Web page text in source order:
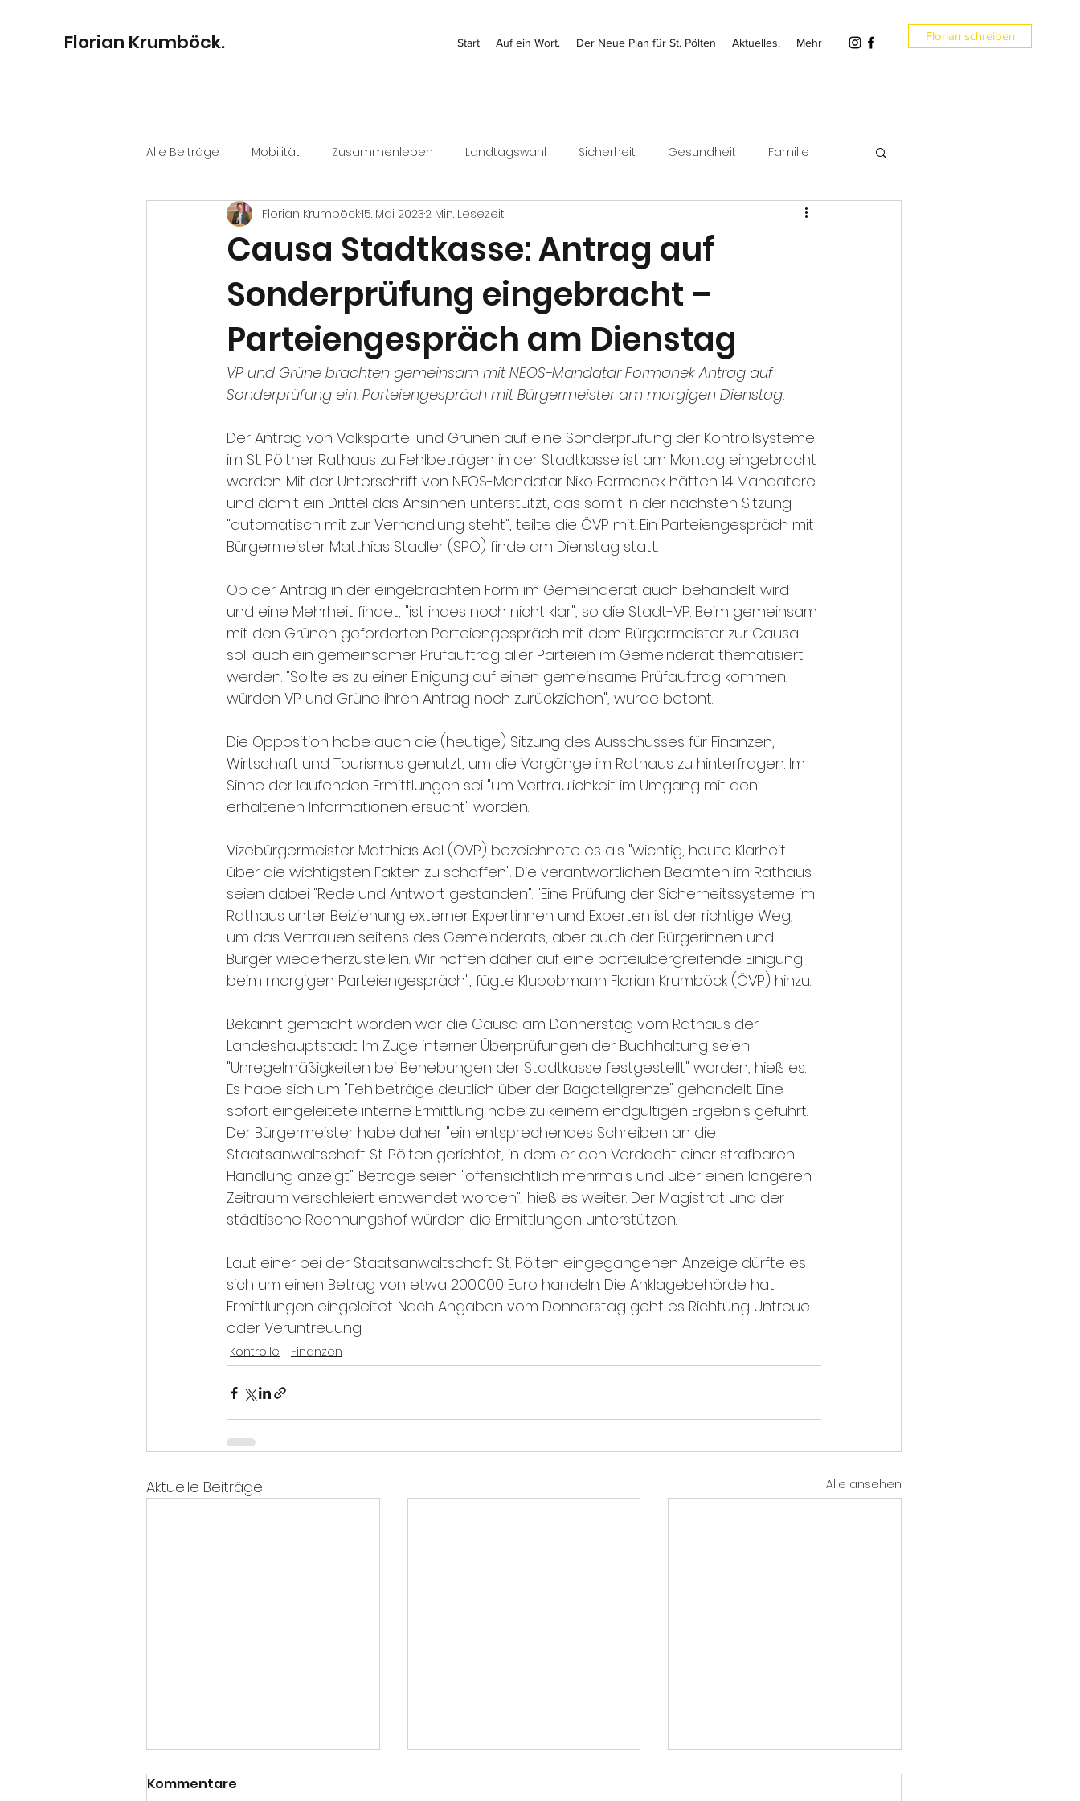
Florian Krumböck. Start Auf ein Wort. Der Neue Plan für St. Pölten Aktuelles. Mehr Florian schreiben
Alle Beiträge Mobilität Zusammenleben Landtagswahl Sicherheit Gesundheit Familie
Digitalisierung Kontrolle Jugend Umwelt
Stadtentwicklung Wirtschaft
Causa Stadtkasse: Antrag auf
Sonderprüfung eingebracht –
Parteiengespräch am Dienstag
Florian Krumböck15. Mai 20232 Min. Lesezeit
VP und Grüne brachten gemeinsam mit NEOS-Mandatar Formanek Antrag auf
Sonderprüfung ein. Parteiengespräch mit Bürgermeister am morgigen Dienstag.
Der Antrag von Volkspartei und Grünen auf eine Sonderprüfung der Kontrollsysteme
im St. Pöltner Rathaus zu Fehlbeträgen in der Stadtkasse ist am Montag eingebracht
worden. Mit der Unterschrift von NEOS-Mandatar Niko Formanek hätten 14 Mandatare
und damit ein Drittel das Ansinnen unterstützt, das somit in der nächsten Sitzung
"automatisch mit zur Verhandlung steht", teilte die ÖVP mit. Ein Parteiengespräch mit
Bürgermeister Matthias Stadler (SPÖ) finde am Dienstag statt.
Ob der Antrag in der eingebrachten Form im Gemeinderat auch behandelt wird
und eine Mehrheit findet, "ist indes noch nicht klar", so die Stadt-VP. Beim gemeinsam
mit den Grünen geforderten Parteiengespräch mit dem Bürgermeister zur Causa
soll auch ein gemeinsamer Prüfauftrag aller Parteien im Gemeinderat thematisiert
werden. "Sollte es zu einer Einigung auf einen gemeinsame Prüfauftrag kommen,
würden VP und Grüne ihren Antrag noch zurückziehen", wurde betont.
Die Opposition habe auch die (heutige) Sitzung des Ausschusses für Finanzen,
Wirtschaft und Tourismus genutzt, um die Vorgänge im Rathaus zu hinterfragen. Im
Sinne der laufenden Ermittlungen sei "um Vertraulichkeit im Umgang mit den
erhaltenen Informationen ersucht" worden.
Vizebürgermeister Matthias Adl (ÖVP) bezeichnete es als "wichtig, heute Klarheit
über die wichtigsten Fakten zu schaffen". Die verantwortlichen Beamten im Rathaus
seien dabei "Rede und Antwort gestanden". "Eine Prüfung der Sicherheitssysteme im
Rathaus unter Beiziehung externer Expertinnen und Experten ist der richtige Weg,
um das Vertrauen seitens des Gemeinderats, aber auch der Bürgerinnen und
Bürger wiederherzustellen. Wir hoffen daher auf eine parteiübergreifende Einigung
beim morgigen Parteiengespräch", fügte Klubobmann Florian Krumböck (ÖVP) hinzu.
Bekannt gemacht worden war die Causa am Donnerstag vom Rathaus der
Landeshauptstadt. Im Zuge interner Überprüfungen der Buchhaltung seien
"Unregelmäßigkeiten bei Behebungen der Stadtkasse festgestellt" worden, hieß es.
Es habe sich um "Fehlbeträge deutlich über der Bagatellgrenze" gehandelt. Eine
sofort eingeleitete interne Ermittlung habe zu keinem endgültigen Ergebnis geführt.
Der Bürgermeister habe daher "ein entsprechendes Schreiben an die
Staatsanwaltschaft St. Pölten gerichtet, in dem er den Verdacht einer strafbaren
Handlung anzeigt". Beträge seien "offensichtlich mehrmals und über einen längeren
Zeitraum verschleiert entwendet worden", hieß es weiter. Der Magistrat und der
städtische Rechnungshof würden die Ermittlungen unterstützen.
Laut einer bei der Staatsanwaltschaft St. Pölten eingegangenen Anzeige dürfte es
sich um einen Betrag von etwa 200.000 Euro handeln. Die Anklagebehörde hat
Ermittlungen eingeleitet. Nach Angaben vom Donnerstag geht es Richtung Untreue
oder Veruntreuung.
Kontrolle Finanzen
Aktuelle Beiträge Alle ansehen
Kommentare